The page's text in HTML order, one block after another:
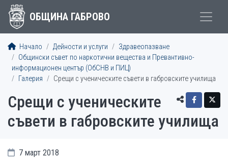
ОБЩИНА ГАБРОВО
Начало Дейности и услуги
Здравеопазване
Общински съвет по наркотични вещества и Превантивно-
информационен център (ОбСНВ и ПИЦ)
Галерия
Срещи с ученическите съвети в габровските училища
Срещи с ученическите
съвети в габровските училища
7 март 2018